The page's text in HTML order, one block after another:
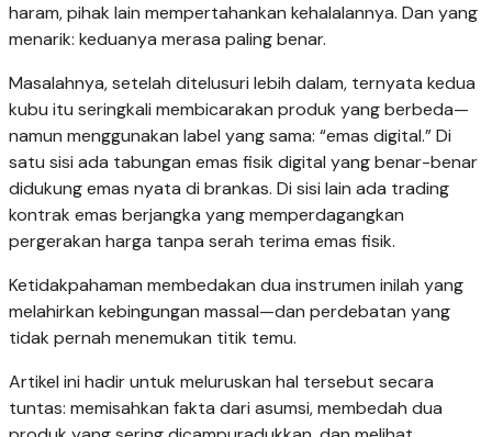
haram, pihak lain mempertahankan kehalalannya. Dan yang
menarik: keduanya merasa paling benar.
Masalahnya, setelah ditelusuri lebih dalam, ternyata kedua
kubu itu seringkali membicarakan produk yang berbeda—
namun menggunakan label yang sama: “emas digital.” Di
satu sisi ada tabungan emas fisik digital yang benar-benar
didukung emas nyata di brankas. Di sisi lain ada trading
kontrak emas berjangka yang memperdagangkan
pergerakan harga tanpa serah terima emas fisik.
Ketidakpahaman membedakan dua instrumen inilah yang
melahirkan kebingungan massal—dan perdebatan yang
tidak pernah menemukan titik temu.
Artikel ini hadir untuk meluruskan hal tersebut secara
tuntas: memisahkan fakta dari asumsi, membedah dua